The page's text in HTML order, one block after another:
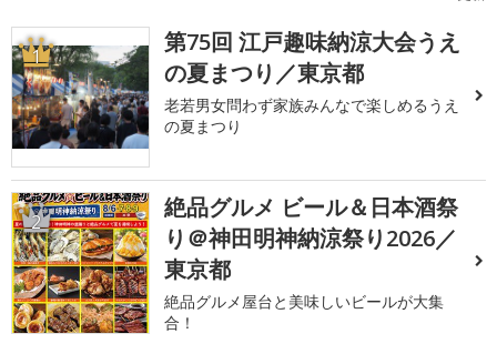
1
第75回 江戸趣味納涼大会うえ
の夏まつり／東京都
老若男女問わず家族みんなで楽しめるうえ
の夏まつり
2
絶品グルメ ビール＆日本酒祭
り＠神田明神納涼祭り2026／
東京都
絶品グルメ屋台と美味しいビールが大集
合！